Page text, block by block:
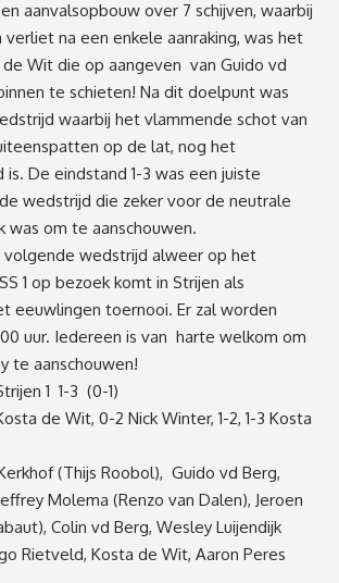
aanvalsopbouw over 7 schijven, waarbij
na een enkele aanraking, was het
Wit die op aangeven van Guido vd
te schieten! Na dit doelpunt was
waarbij het vlammende schot van
op de lat, nog het
De eindstand 1-3 was een juiste
wedstrijd die zeker voor de neutrale
was om te aanschouwen.
volgende wedstrijd alweer op het
1 op bezoek komt in Strijen als
eeuwlingen toernooi. Er zal worden
uur. Iedereen is van harte welkom om
te aanschouwen!
1 1-3 (0-1)
de Wit, 0-2 Nick Winter, 1-2, 1-3 Kosta
(Thijs Roobol), Guido vd Berg,
Molema (Renzo van Dalen), Jeroen
Colin vd Berg, Wesley Luijendijk
Rietveld, Kosta de Wit, Aaron Peres